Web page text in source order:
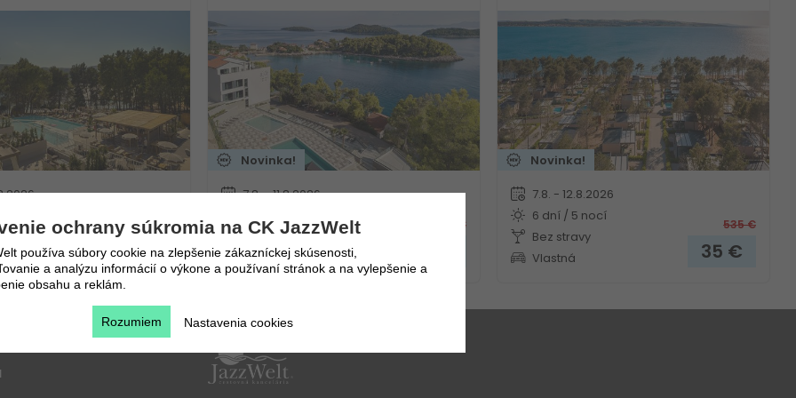
1 560€
384€
Novinka!
7.8. - 11.8.2026
Polpenzia
Vlastná
€
Novinka!
7.8. - 12.8.2026
6 dní / 5 nocí
Bez stravy
Vlastná
535€
35 €
ochrany súkromia na CK JazzWelt
používa súbory cookie na zlepšenie zákazníckej skúsenosti,
a analýzu informácií o výkone a používaní stránok a na vylepšenie a
obsahu a reklám.
Nastavenia cookies
Rozumiem